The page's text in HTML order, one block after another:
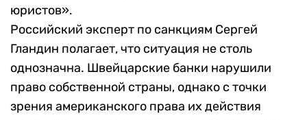
юристов».
Российский эксперт по санкциям Сергей
Гландин полагает, что ситуация не столь
однозначна. Швейцарские банки нарушили
право собственной страны, однако с точки
зрения американского права их действия